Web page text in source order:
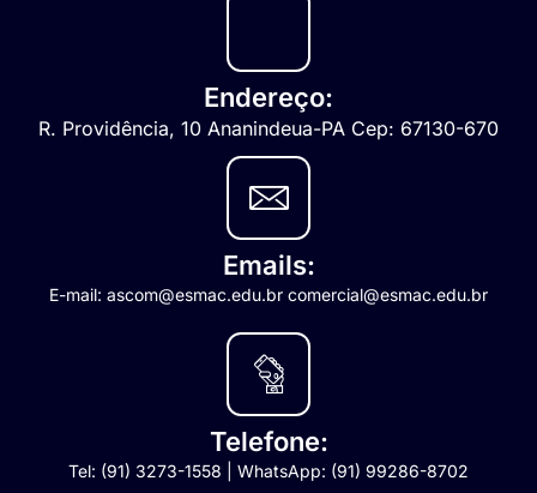
Endereço:
R. Providência, 10 Ananindeua-PA Cep: 67130-670
Emails:
E-mail: ascom@esmac.edu.br comercial@esmac.edu.br
Telefone:
Tel: (91) 3273-1558 | WhatsApp: (91) 99286-8702